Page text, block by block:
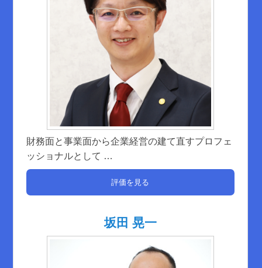
財務面と事業面から企業経営の建て直すプロフェ
ッショナルとして …
評価を見る
坂田 晃一